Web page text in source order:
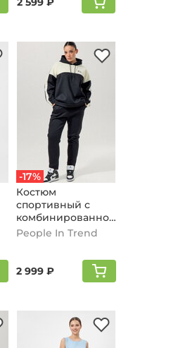
-17%
Костюм
спортивный с
комбинированной
вставкой, черный
People In Trend
2 999 ₽